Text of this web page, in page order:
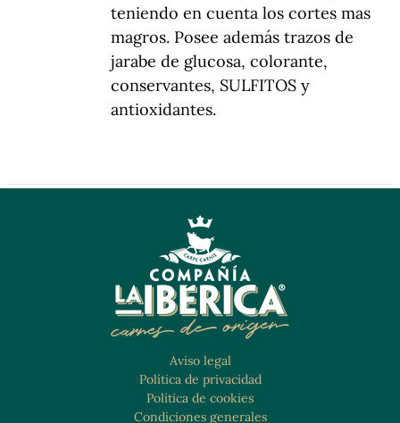
teniendo en cuenta los cortes mas
magros. Posee además trazos de
jarabe de glucosa, colorante,
conservantes, SULFITOS y
antioxidantes.
Aviso legal
Política de privacidad
Política de cookies
Condiciones generales